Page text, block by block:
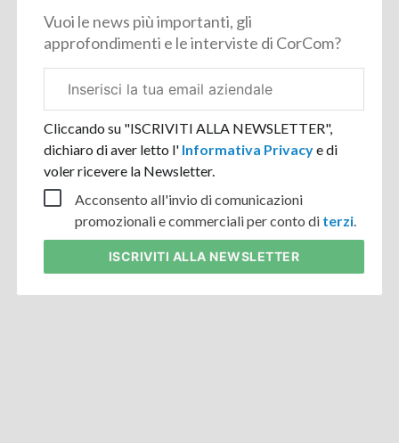
Vuoi le news più importanti, gli
approfondimenti e le interviste di CorCom?
aziendale
Cliccando su "ISCRIVITI ALLA NEWSLETTER",
dichiaro di aver letto l' Informativa Privacye di
voler ricevere la Newsletter.
Acconsento all'invio di comunicazioni
promozionali e commerciali per conto di terzi.
ISCRIVITI ALLA NEWSLETTER